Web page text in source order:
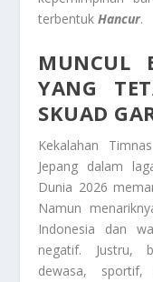
terbentuk Hancur.
MUNCUL
YANG
SKUAD
Kekalahan
Jepang dalam
Dunia 2026
Namun
Indonesia dan
negatif. Justru,
dewasa,